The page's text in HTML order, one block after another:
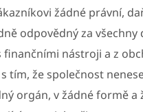
žádné právní,
odpovědný za
nástroji a z
tím, že společnost
orgán, v žádné formě